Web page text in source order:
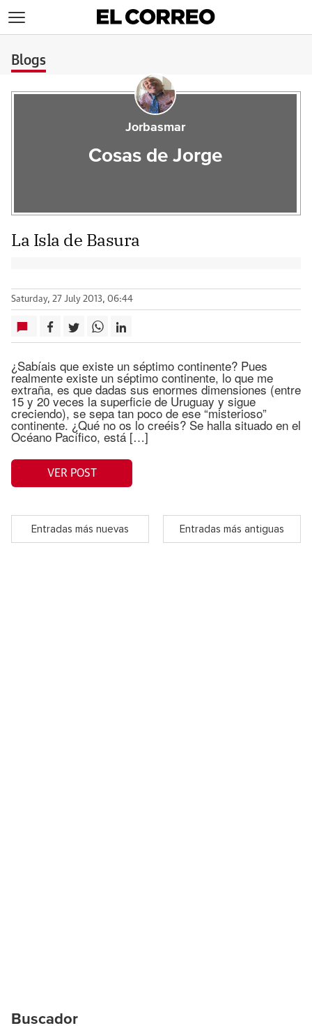
Blogs
Jorbasmar
Cosas de Jorge
La Isla de Basura
Saturday, 27 July 2013, 06:44
¿Sabíais que existe un séptimo continente? Pues
realmente existe un séptimo continente, lo que me
extraña, es que dadas sus enormes dimensiones (entre
15 y 20 veces la superficie de Uruguay y sigue
creciendo), se sepa tan poco de ese “misterioso”
continente. ¿Qué no os lo creéis? Se halla situado en el
Océano Pacífico, está […]
VER POST
Entradas más nuevas Entradas más antiguas
Buscador